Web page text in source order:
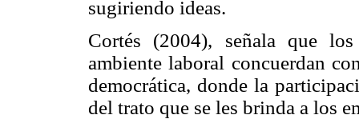
sugiriendo ideas.
Cortés (2004), señala que
ambiente laboral concuerdan
democrática, donde la
del trato que se les brinda a los